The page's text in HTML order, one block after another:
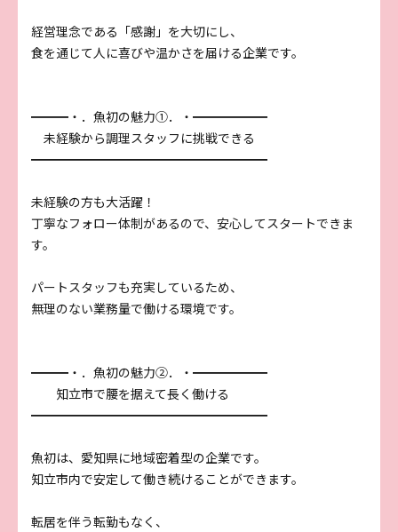
経営理念である「感謝」を大切にし、
食を通じて人に喜びや温かさを届ける企業です。
━━━・．魚初の魅力①．・━━━━━━
未経験から調理スタッフに挑戦できる
━━━━━━━━━━━━━━━━━━━
未経験の方も大活躍！
丁寧なフォロー体制があるので、安心してスタートできま
す。
パートスタッフも充実しているため、
無理のない業務量で働ける環境です。
━━━・．魚初の魅力②．・━━━━━━
知立市で腰を据えて長く働ける
━━━━━━━━━━━━━━━━━━━
魚初は、愛知県に地域密着型の企業です。
知立市内で安定して働き続けることができます。
転居を伴う転勤もなく、